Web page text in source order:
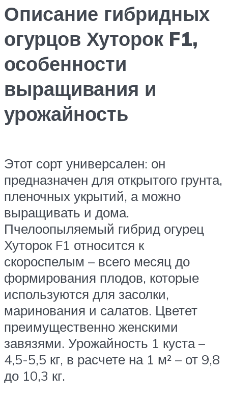
Описание гибридных
огурцов Хуторок F1,
особенности
выращивания и
урожайность
Этот сорт универсален: он
предназначен для открытого грунта,
пленочных укрытий, а можно
выращивать и дома.
Пчелоопыляемый гибрид огурец
Хуторок F1 относится к
скороспелым – всего месяц до
формирования плодов, которые
используются для засолки,
маринования и салатов. Цветет
преимущественно женскими
завязями. Урожайность 1 куста –
4,5-5,5 кг, в расчете на 1 м² – от 9,8
до 10,3 кг.